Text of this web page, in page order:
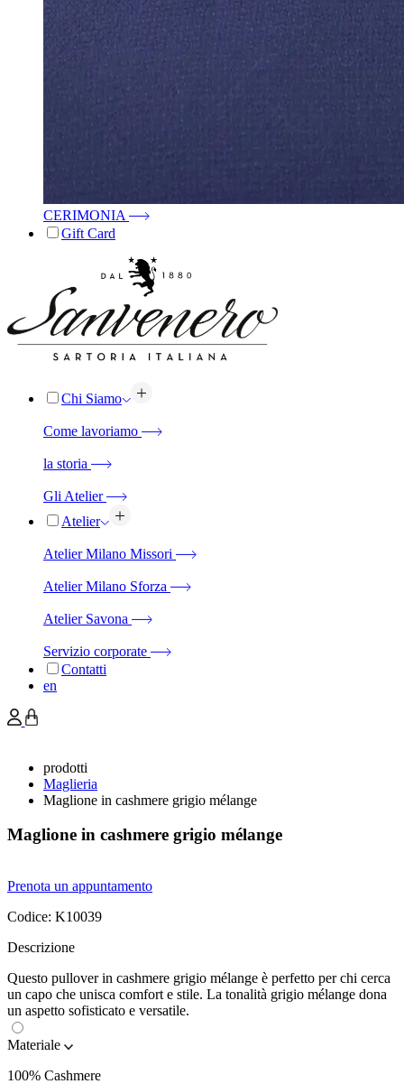
CERIMONIA
Gift Card
Chi Siamo
Come lavoriamo
la storia
Gli Atelier
Atelier
Atelier Milano Missori
Atelier Milano Sforza
Atelier Savona
Servizio corporate
Contatti
en
prodotti
Maglieria
Maglione in cashmere grigio mélange
Maglione in cashmere grigio mélange
Prenota un appuntamento
Codice: K10039
Descrizione
Questo pullover in cashmere grigio mélange è perfetto per chi cerca
un capo che unisca comfort e stile. La tonalità grigio mélange dona
un aspetto sofisticato e versatile.
Materiale
100% Cashmere